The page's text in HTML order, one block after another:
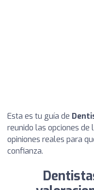
Esta es tu guía de
reunido las opciones de
opiniones reales para
confianza.